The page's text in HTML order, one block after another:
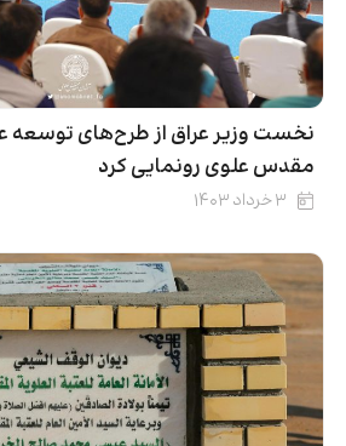
نخست وزیر عراق از طرح‌های توسعه
مقدس علوی رونمایی کرد
۳ خرداد ۱۴۰۳